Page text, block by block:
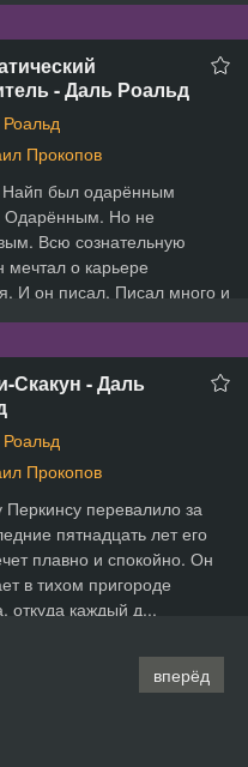
- Даль Роальд
Прокопов
был одарённым
Одарённым. Но не
Всю сознательную
мечтал о карьере
И он писал. Писал много и
Скакун - Даль
Прокопов
Перкинсу перевалило за
пятнадцать лет его
плавно и спокойно. Он
в тихом пригороде
откуда каждый д...
вперёд